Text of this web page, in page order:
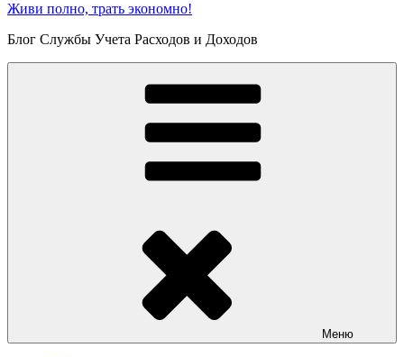
Живи полно, трать экономно!
Блог Службы Учета Расходов и Доходов
Меню